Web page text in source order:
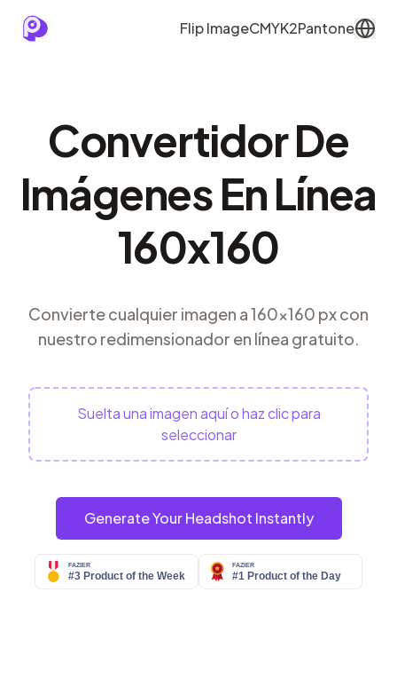
Flip ImageCMYK2Pantone
Convertidor De
Imágenes En Línea
160x160
Convierte cualquier imagen a 160x160 px con
nuestro redimensionador en línea gratuito.
Suelta una imagen aquí o haz clic para
seleccionar
Generate Your Headshot Instantly